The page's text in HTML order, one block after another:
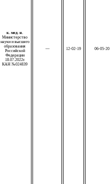
к. мед. н.
Министерство
науки и высшего
образования
Российской
Федерации
18.07.2022г.
КАН №024839
— 12-02-19 06-05-20